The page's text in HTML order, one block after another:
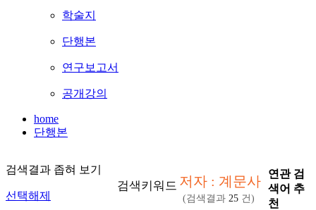
학술지
단행본
연구보고서
공개강의
home
단행본
검색결과 좁혀 보기
선택해제
검색키워드 저자 : 계문사
(검색결과 25 건)
연관 검
색어 추
천